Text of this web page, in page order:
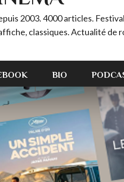
2003. 4000 articles.
classiques. Actualité de
BIO